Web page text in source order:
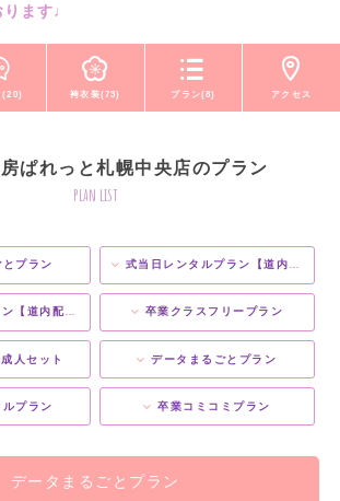
ます♩
(20) 袴衣装(73) プラン(8) アクセス
ぱれっと札幌中央店のプラン
plan list
プラン 式当日レンタルプラン【道内配送OK】
内配送OK】 卒業クラスフリープラン
人セット データまるごとプラン
プラン 卒業コミコミプラン
データまるごとプラン